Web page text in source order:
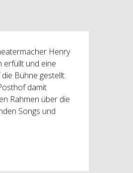
Henry
erfüllt und eine
Bühne gestellt.
damit
Rahmen über die
Songs und